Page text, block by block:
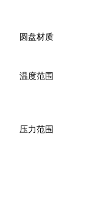
圆盘材质
温度范围
压力范围